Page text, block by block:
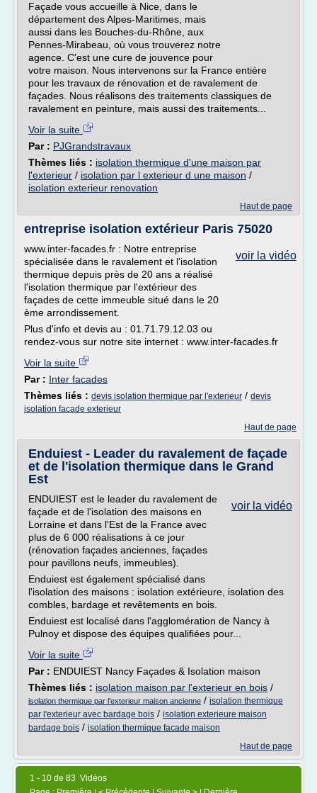
Façade vous accueille à Nice, dans le
département des Alpes-Maritimes, mais
aussi dans les Bouches-du-Rhône, aux
Pennes-Mirabeau, où vous trouverez notre
agence. C'est une cure de jouvence pour
votre maison. Nous intervenons sur la France entière
pour les travaux de rénovation et de ravalement de
façades. Nous réalisons des traitements classiques de
ravalement en peinture, mais aussi des traitements...
Voir la suite
Par : PJGrandstravaux
Thèmes liés : isolation thermique d'une maison par
l'exterieur / isolation par l exterieur d une maison /
isolation exterieur renovation
Haut de page
entreprise isolation extérieur Paris 75020
voir la vidéo
www.inter-facades.fr : Notre entreprise
spécialisée dans le ravalement et l'isolation
thermique depuis près de 20 ans a réalisé
l'isolation thermique par l'extérieur des
façades de cette immeuble situé dans le 20
ème arrondissement.
Plus d'info et devis au : 01.71.79.12.03 ou
rendez-vous sur notre site internet : www.inter-facades.fr
Voir la suite
Par : Inter facades
Thèmes liés : devis isolation thermique par l'exterieur / devis
isolation facade exterieur
Haut de page
Enduiest - Leader du ravalement de façade
et de l'isolation thermique dans le Grand
Est
voir la vidéo
ENDUIEST est le leader du ravalement de
façade et de l'isolation des maisons en
Lorraine et dans l'Est de la France avec
plus de 6 000 réalisations à ce jour
(rénovation façades anciennes, façades
pour pavillons neufs, immeubles).
Enduiest est également spécialisé dans
l'isolation des maisons : isolation extérieure, isolation des
combles, bardage et revêtements en bois.
Enduiest est localisé dans l'agglomération de Nancy à
Pulnoy et dispose des équipes qualifiées pour...
Voir la suite
Par : ENDUIEST Nancy Façades & Isolation maison
Thèmes liés : isolation maison par l'exterieur en bois /
isolation thermique par l'exterieur maison ancienne / isolation thermique
par l'exterieur avec bardage bois / isolation exterieure maison
bardage bois / isolation thermique facade maison
Haut de page
1 - 10 de 83 Vidéos